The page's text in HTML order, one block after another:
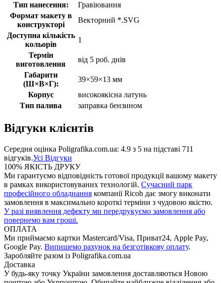
Тип нанесення:
Гравіювання
Формат макету в
конструкторі
Векторний *.SVG
Доступна кількість
кольорів
1
Термін
виготовлення
від 5 роб. днів
Габарити
(Ш×В×Г):
39×59×13 мм
Корпус
високоякісна латунь
Тип палива
заправка бензином
Відгуки клієнтів
Середня оцінка Poligrafika.com.ua: 4.9 з 5 на підставі 711
відгуків.Усі Відгуки
100% ЯКІСТЬ ДРУКУ
Ми гарантуємо відповідність готової продукції вашому макету
в рамках використовуваних технологій. Сучасний парк
професійного обладнання компанії Ricoh дає змогу виконати
замовлення в максимально короткі терміни з чудовою якістю.
У разі виявлення дефекту ми передрукуємо замовлення або
повернемо вам гроші.
ОПЛАТА
Ми приймаємо картки Mastercard/Visa, Приват24, Apple Pay,
Google Pay. Випишемо рахунок на безготівкову оплату.
Заробляйте разом із Poligrafika.com.ua
Доставка
У будь-яку точку України замовлення доставляються Новою